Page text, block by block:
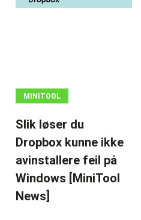
MINITOOL
Slik løser du
Dropbox kunne ikke
avinstallere feil på
Windows [MiniTool
News]